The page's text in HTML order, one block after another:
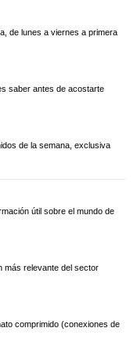
de lunes a viernes a primera
saber antes de acostarte
de la semana, exclusiva
útil sobre el mundo de
más relevante del sector
comprimido (conexiones de